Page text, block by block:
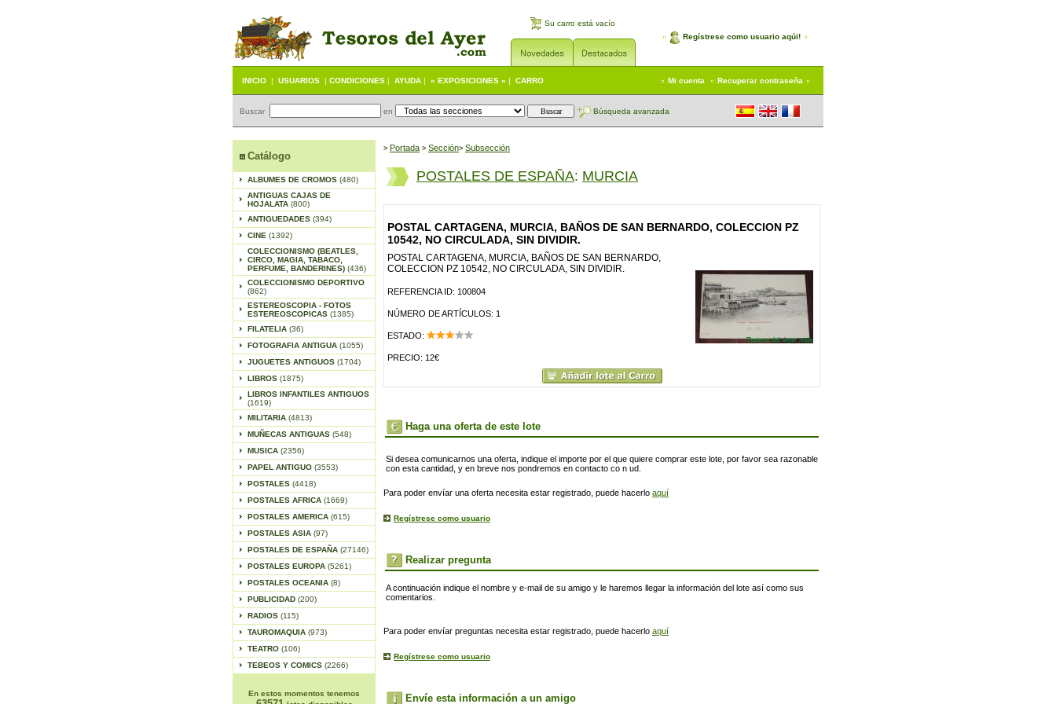
Su carro está vacío
Regístrese como usuario aqúi!
INICIO | USUARIOS | CONDICIONES | AYUDA | « EXPOSICIONES » | CARRO Mi cuenta Recuperar contraseña
Buscar en Búsqueda avanzada
Catálogo
ALBUMES DE CROMOS (480)
ANTIGUAS CAJAS DE
HOJALATA (800)
ANTIGUEDADES (394)
CINE (1392)
COLECCIONISMO (BEATLES,
CIRCO, MAGIA, TABACO,
PERFUME, BANDERINES) (436)
COLECCIONISMO DEPORTIVO
(862)
ESTEREOSCOPIA - FOTOS
ESTEREOSCOPICAS (1385)
FILATELIA (36)
FOTOGRAFIA ANTIGUA (1055)
JUGUETES ANTIGUOS (1704)
LIBROS (1875)
LIBROS INFANTILES ANTIGUOS
(1619)
MILITARIA (4813)
MUÑECAS ANTIGUAS (548)
MUSICA (2356)
PAPEL ANTIGUO (3553)
POSTALES (4418)
POSTALES AFRICA (1669)
POSTALES AMERICA (615)
POSTALES ASIA (97)
POSTALES DE ESPAÑA (27146)
POSTALES EUROPA (5261)
POSTALES OCEANIA (8)
PUBLICIDAD (200)
RADIOS (115)
TAUROMAQUIA (973)
TEATRO (106)
TEBEOS Y COMICS (2266)
En estos momentos tenemos
> Portada > Sección> Subsección
POSTALES DE ESPAÑA: MURCIA
POSTAL CARTAGENA, MURCIA, BAÑOS DE SAN BERNARDO, COLECCION PZ
10542, NO CIRCULADA, SIN DIVIDIR.
POSTAL CARTAGENA, MURCIA, BAÑOS DE SAN BERNARDO,
COLECCION PZ 10542, NO CIRCULADA, SIN DIVIDIR.
REFERENCIA ID: 100804
NÚMERO DE ARTÍCULOS: 1
ESTADO:
PRECIO: 12€
Haga una oferta de este lote
Si desea comunicarnos una oferta, indique el importe por el que quiere comprar este lote, por favor sea razonable
con esta cantidad, y en breve nos pondremos en contacto co n ud.
Para poder envíar una oferta necesita estar registrado, puede hacerlo aquí
Regístrese como usuario
Realizar pregunta
A continuación indique el nombre y e-mail de su amigo y le haremos llegar la información del lote así como sus
comentarios.
Para poder envíar preguntas necesita estar registrado, puede hacerlo aquí
Regístrese como usuario
Envíe esta información a un amigo